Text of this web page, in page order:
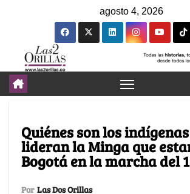
agosto 4, 2026
Quiénes son los
lideran la Minga que
Bogotá en la marcha del
Por Las Dos Orillas